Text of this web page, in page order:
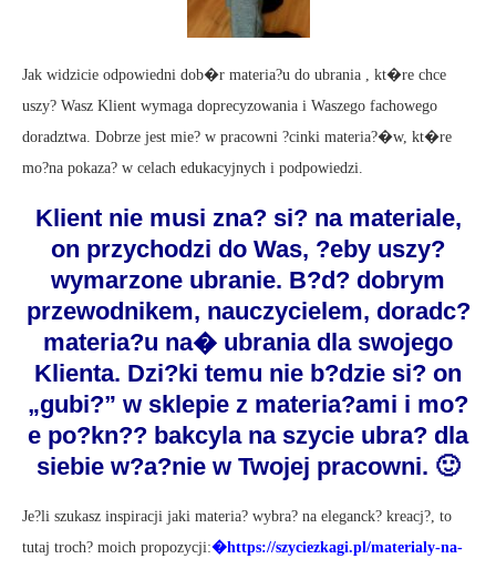
Jak widzicie odpowiedni dob�r materia?u do ubrania , kt�re chce
uszy? Wasz Klient wymaga doprecyzowania i Waszego fachowego
doradztwa. Dobrze jest mie? w pracowni ?cinki materia?�w, kt�re
mo?na pokaza? w celach edukacyjnych i podpowiedzi.
Klient nie musi zna? si? na materiale,
on przychodzi do Was, ?eby uszy?
wymarzone ubranie. B?d? dobrym
przewodnikem, nauczycielem, doradc?
materia?u na� ubrania dla swojego
Klienta. Dzi?ki temu nie b?dzie si? on
„gubi?” w sklepie z materia?ami i mo?
e po?kn?? bakcyla na szycie ubra? dla
siebie w?a?nie w Twojej pracowni. 🙂
Je?li szukasz inspiracji jaki materia? wybra? na eleganck? kreacj?, to
tutaj troch? moich propozycji:�https://szyciezkagi.pl/materialy-na-